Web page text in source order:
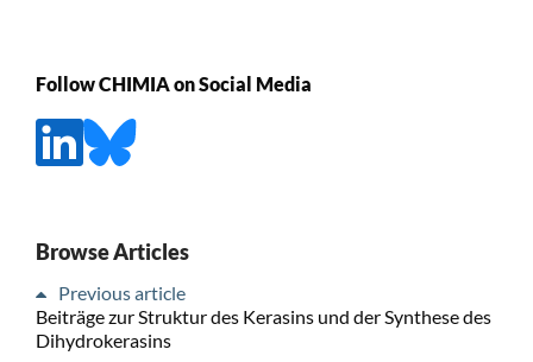
Follow CHIMIA on Social Media
Browse Articles
Previous article
Beiträge zur Struktur des Kerasins und der Synthese des
Dihydrokerasins